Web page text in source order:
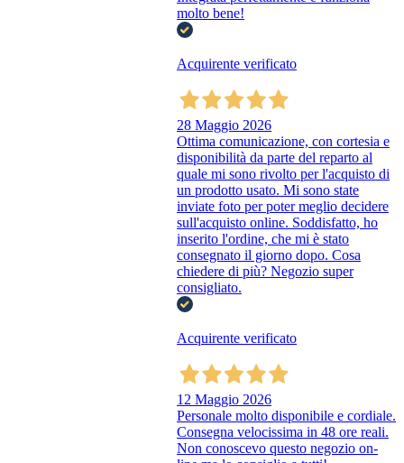
molto bene!
Acquirente verificato
28 Maggio 2026
Ottima comunicazione, con cortesia e
disponibilità da parte del reparto al
quale mi sono rivolto per l'acquisto di
un prodotto usato. Mi sono state
inviate foto per poter meglio decidere
sull'acquisto online. Soddisfatto, ho
inserito l'ordine, che mi è stato
consegnato il giorno dopo. Cosa
chiedere di più? Negozio super
consigliato.
Acquirente verificato
12 Maggio 2026
Personale molto disponibile e cordiale.
Consegna velocissima in 48 ore reali.
Non conoscevo questo negozio on-